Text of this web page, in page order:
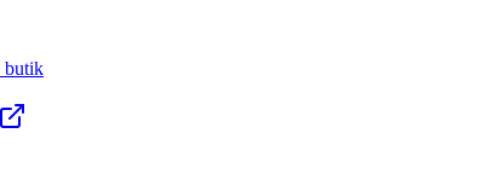
butik